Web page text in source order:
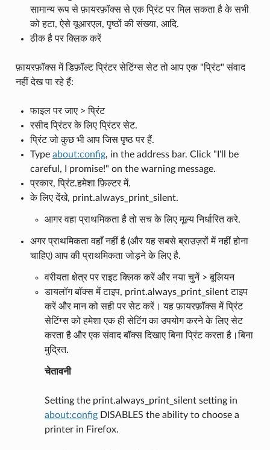
सामान्य रूप से फ़ायरफ़ॉक्स से एक प्रिंट पर मिल सकता है के सभी
को हटा, ऐसे यूआरएल, पृष्ठों की संख्या, आदि.
ठीक है पर क्लिक करें
फ़ायरफ़ॉक्स में डिफ़ॉल्ट प्रिंटर सेटिंग्स सेट तो आप एक "प्रिंट" संवाद
नहीं देख पा रहे हैं:
फाइल पर जाए > प्रिंट
रसीद प्रिंटर के लिए प्रिंटर सेट.
प्रिंट जो कुछ भी आप जिस पृष्ठ पर हैं.
Type about:config, in the address bar. Click "I'll be
careful, I promise!" on the warning message.
प्रकार, प्रिंट.हमेशा फ़िल्टर में.
के लिए देंखे, print.always_print_silent.
आगर वहा प्राथमिकता है तो सच के लिए मूल्य निर्धारित करे.
अगर प्राथमिकता वहाँ नहीं है (और यह सबसे ब्राउज़रों में नहीं होना
चाहिए) आप की प्राथमिकता जोड़ने के लिए है.
वरीयता क्षेत्र पर राइट क्लिक करें और नया चुनें > बूलियन
डायलॉग बॉक्स में टाइप, print.always_print_silent टाइप
करें और मान को सही पर सेट करें। यह फ़ायरफ़ॉक्स में प्रिंट
सेटिंग्स को हमेशा एक ही सेटिंग का उपयोग करने के लिए सेट
करता है और एक संवाद बॉक्स दिखाए बिना प्रिंट करता है।बिना
मुद्रित.
चेतावनी
Setting the print.always_print_silent setting in
about:configDISABLES the ability to choose a
printer in Firefox.